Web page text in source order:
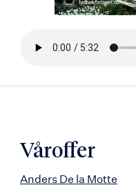
Bla
Våroffer
Anders De la Motte